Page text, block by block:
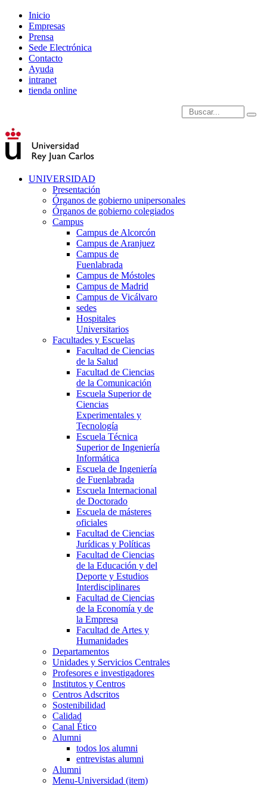
Inicio
Empresas
Prensa
Sede Electrónica
Contacto
Ayuda
intranet
tienda online
Introduce términos de
UNIVERSIDAD
Presentación
Órganos de gobierno unipersonales
Órganos de gobierno colegiados
Campus
Campus de Alcorcón
Campus de Aranjuez
Campus de
Fuenlabrada
Campus de Móstoles
Campus de Madrid
Campus de Vicálvaro
sedes
Hospitales
Universitarios
Facultades y Escuelas
Facultad de Ciencias
de la Salud
Facultad de Ciencias
de la Comunicación
Escuela Superior de
Ciencias
Experimentales y
Tecnología
Escuela Técnica
Superior de Ingeniería
Informática
Escuela de Ingeniería
de Fuenlabrada
Escuela Internacional
de Doctorado
Escuela de másteres
oficiales
Facultad de Ciencias
Jurídicas y Políticas
Facultad de Ciencias
de la Educación y del
Deporte y Estudios
Interdisciplinares
Facultad de Ciencias
de la Economía y de
la Empresa
Facultad de Artes y
Humanidades
Departamentos
Unidades y Servicios Centrales
Profesores e investigadores
Institutos y Centros
Centros Adscritos
Sostenibilidad
Calidad
Canal Ético
Alumni
todos los alumni
entrevistas alumni
Alumni
Menu-Universidad (item)